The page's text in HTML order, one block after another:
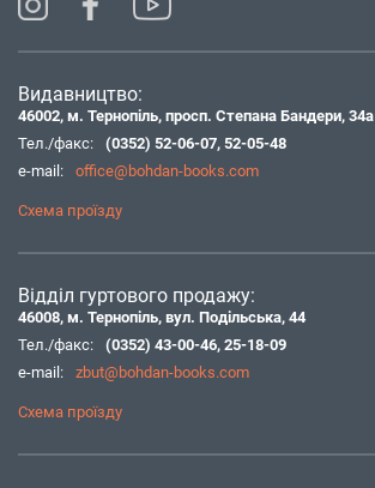
Видавництво:
46002, м. Тернопіль, просп. Степана Бандери, 34а
Тел./факс:
(0352) 52-06-07, 52-05-48
e-mail:
office@bohdan-books.com
Схема проїзду
Відділ гуртового продажу:
46008, м. Тернопіль, вул. Подільська, 44
Тел./факс:
(0352) 43-00-46, 25-18-09
e-mail:
zbut@bohdan-books.com
Схема проїзду